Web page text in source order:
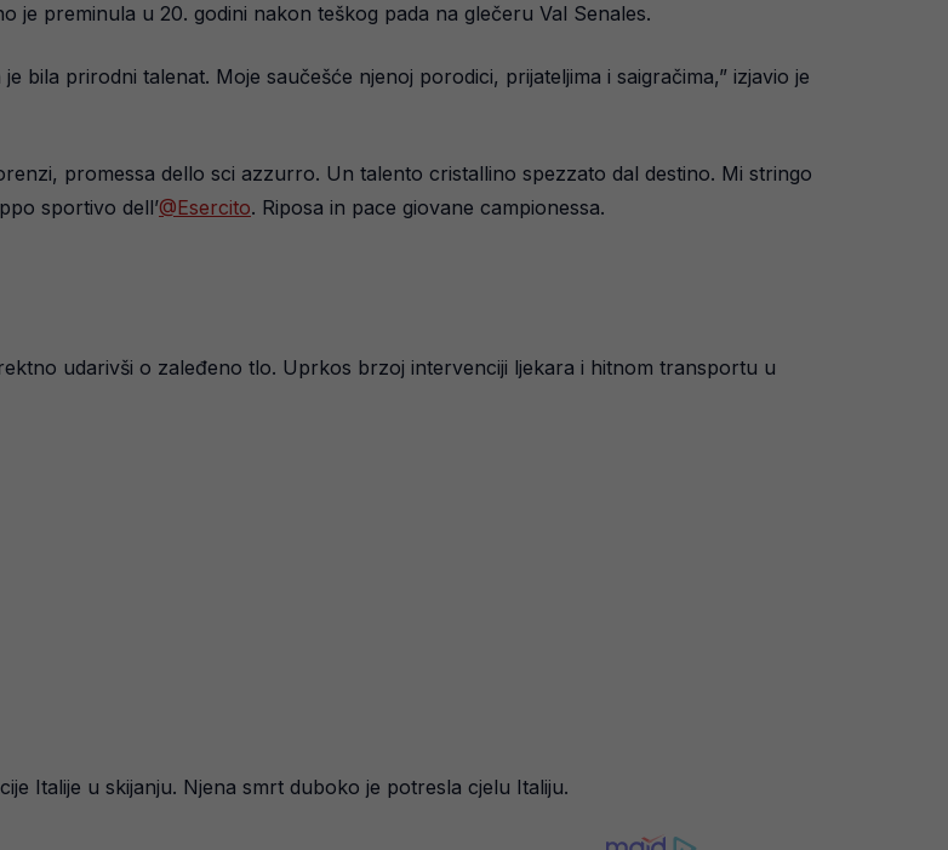
je preminula u 20. godini nakon teškog pada na glečeru Val Senales.
bila prirodni talenat. Moje saučešće njenoj porodici, prijateljima i saigračima,” izjavio je
promessa dello sci azzurro. Un talento cristallino spezzato dal destino. Mi stringo
sportivo dell’@Esercito. Riposa in pace giovane campionessa.
udarivši o zaleđeno tlo. Uprkos brzoj intervenciji ljekara i hitnom transportu u
Italije u skijanju. Njena smrt duboko je potresla cjelu Italiju.